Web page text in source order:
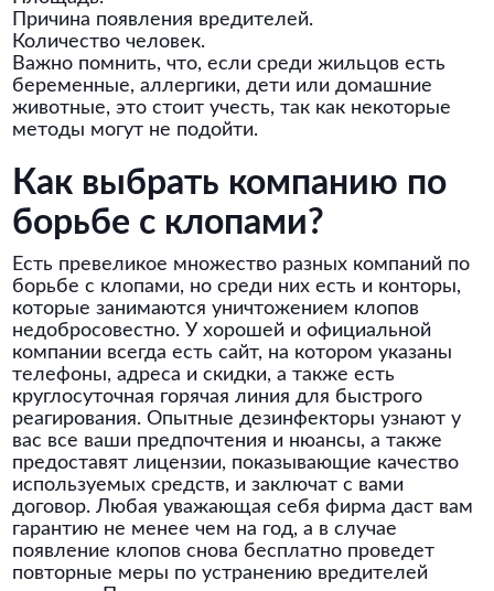
Причина появления вредителей.
Количество человек.
Важно помнить, что, если среди жильцов есть
беременные, аллергики, дети или домашние
животные, это стоит учесть, так как некоторые
методы могут не подойти.
Как выбрать компанию по
борьбе с клопами?
Есть превеликое множество разных компаний по
борьбе с клопами, но среди них есть и конторы,
которые занимаются уничтожением клопов
недобросовестно. У хорошей и официальной
компании всегда есть сайт, на котором указаны
телефоны, адреса и скидки, а также есть
круглосуточная горячая линия для быстрого
реагирования. Опытные дезинфекторы узнают у
вас все ваши предпочтения и нюансы, а также
предоставят лицензии, показывающие качество
используемых средств, и заключат с вами
договор. Любая уважающая себя фирма даст вам
гарантию не менее чем на год, а в случае
появление клопов снова бесплатно проведет
повторные меры по устранению вредителей